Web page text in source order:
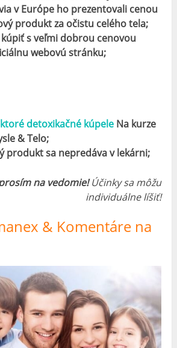
v Európe ho prezentovali cenou
produkt za očistu celého tela;
s veľmi dobrou cenovou
webovú stránku;
detoxikačné kúpeleNa kurze
& Telo;
produkt sa nepredáva v lekárni;
na vedomie!Účinky sa môžu
individuálne líšiť!
& Komentáre na